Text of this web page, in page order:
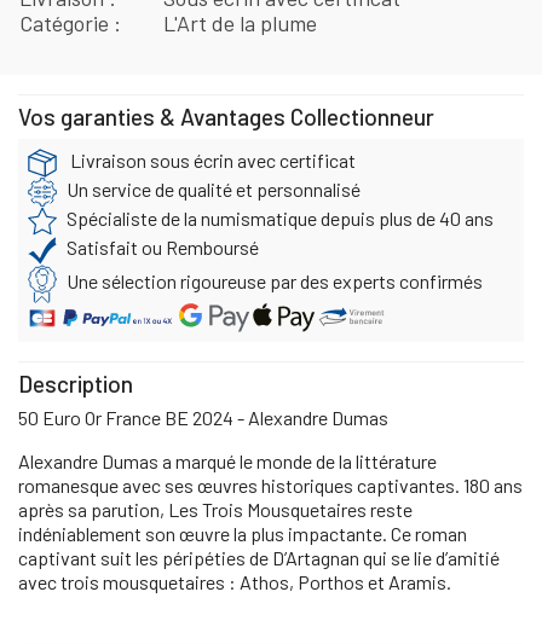
Catégorie
L'Art de la plume
Vos garanties & Avantages Collectionneur
Livraison sous écrin avec certificat
Un service de qualité et personnalisé
Spécialiste de la numismatique depuis plus de 40 ans
Satisfait ou Remboursé
Une sélection rigoureuse par des experts confirmés
Description
50 Euro Or France BE 2024 - Alexandre Dumas
Alexandre Dumas a marqué le monde de la littérature
romanesque avec ses œuvres historiques captivantes. 180 ans
après sa parution, Les Trois Mousquetaires reste
indéniablement son œuvre la plus impactante. Ce roman
captivant suit les péripéties de D’Artagnan qui se lie d’amitié
avec trois mousquetaires : Athos, Porthos et Aramis.